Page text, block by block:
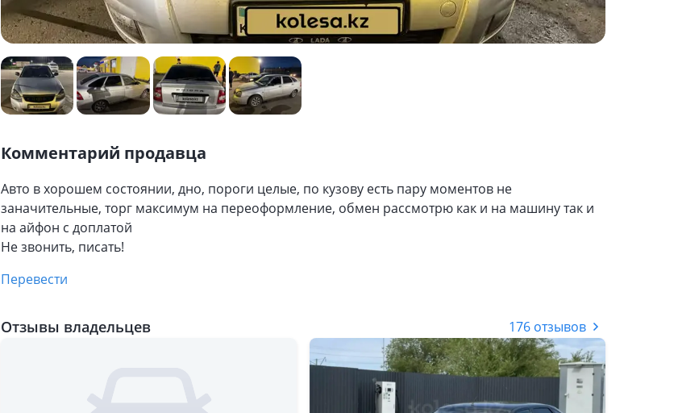
Комментарий продавца
Авто в хорошем состоянии, дно, пороги целые, по кузову есть пару моментов не
заначительные, торг максимум на переоформление, обмен рассмотрю как и на машину так и
на айфон с доплатой
Не звонить, писать!
Перевести
Отзывы владельцев 176 отзывов